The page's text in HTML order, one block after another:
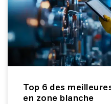
Top 6 des
en zone blanche